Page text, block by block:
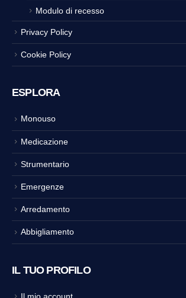
Modulo di recesso
Privacy Policy
Cookie Policy
ESPLORA
Monouso
Medicazione
Strumentario
Emergenze
Arredamento
Abbigliamento
IL TUO PROFILO
Il mio account